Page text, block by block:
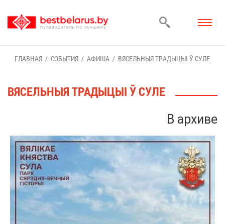
ГЛАВ­НАЯ СО­БЫ­ТИЯ АФИ­ША ВЯ­СЕЛЬ­НЫЯ ТРА­ДЫ­ЦЫІ Ў СУ­ЛЕ
ВЯ­СЕЛЬ­НЫЯ ТРА­ДЫ­ЦЫІ Ў СУ­ЛЕ
В ар­хи­ве